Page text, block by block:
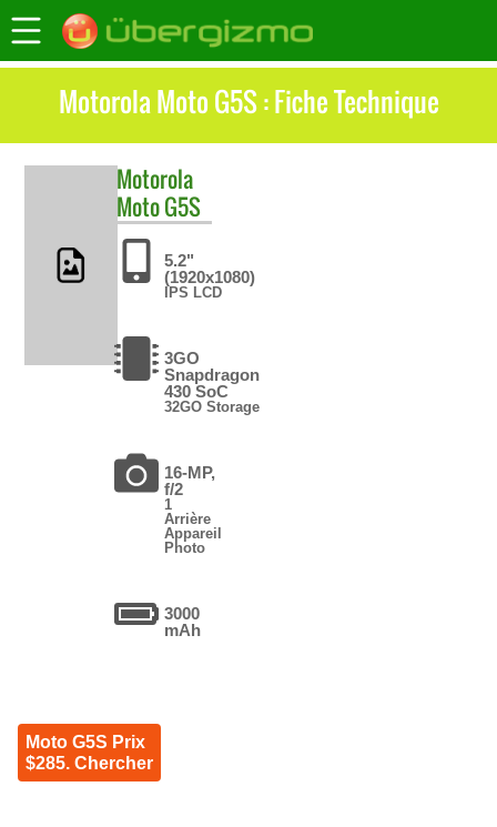
Motorola Moto G5S : Fiche Technique
Motorola
Moto G5S
5.2"
(1920x1080)
IPS LCD
3GO
Snapdragon
430 SoC
32GO Storage
16-MP,
f/2
1
Arrière
Appareil
Photo
3000
mAh
Moto G5S Prix
$285. Chercher